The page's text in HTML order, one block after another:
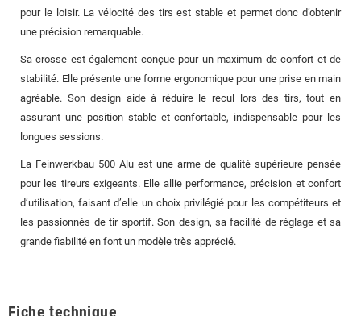
pour le loisir. La vélocité des tirs est stable et permet donc d’obtenir
une précision remarquable.
Sa crosse est également conçue pour un maximum de confort et de
stabilité. Elle présente une forme ergonomique pour une prise en main
agréable. Son design aide à réduire le recul lors des tirs, tout en
assurant une position stable et confortable, indispensable pour les
longues sessions.
La Feinwerkbau 500 Alu est une arme de qualité supérieure pensée
pour les tireurs exigeants. Elle allie performance, précision et confort
d’utilisation, faisant d’elle un choix privilégié pour les compétiteurs et
les passionnés de tir sportif. Son design, sa facilité de réglage et sa
grande fiabilité en font un modèle très apprécié.
Fiche technique